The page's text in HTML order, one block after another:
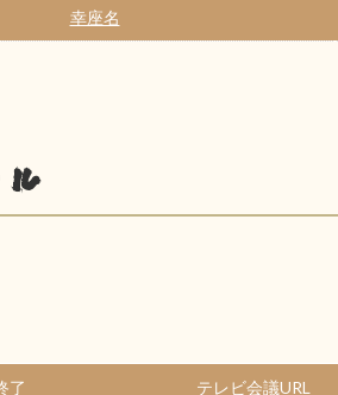
幸座名
了 テレビ会議URL